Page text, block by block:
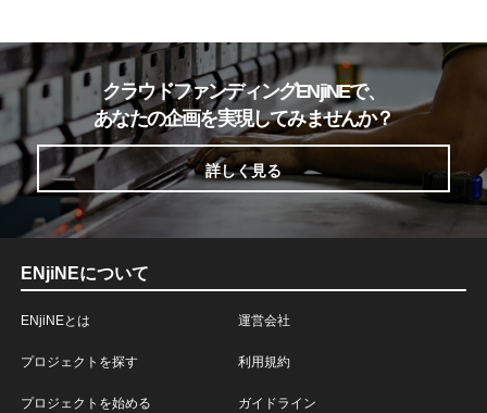
クラウドファンディングENjiNEで、
あなたの企画を実現してみませんか？
詳しく見る
ENjiNEについて
ENjiNEとは
プロジェクトを探す
プロジェクトを始める
運営会社
利用規約
ガイドライン